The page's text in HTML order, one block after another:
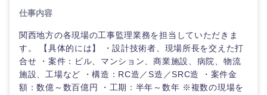
大阪府
奈良県 和歌山県
仕事内容
関西地方の各現場の工事監理業務を担当していただきま
す。 【具体的には】 ・設計技術者、現場所長を交えた打
合せ ・案件：ビル、マンション、商業施設、病院、物流
施設、工場など ・構造：RC造／S造／SRC造 ・案件金
額：数億～数百億円 ・工期：半年～数年 ※複数の現場を